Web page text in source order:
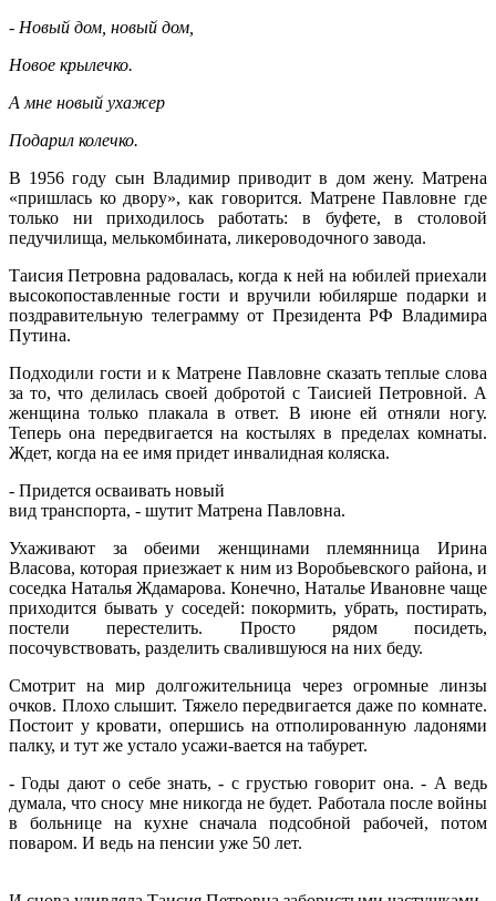
- Новый дом, новый дом,
Новое крылечко.
А мне новый ухажер
Подарил колечко.
В 1956 году сын Владимир приводит в дом жену. Матрена
«пришлась ко двору», как говорится. Матрене Павловне где
только ни приходилось работать: в буфете, в столовой
педучилища, мелькомбината, ликероводочного завода.
Таисия Петровна радовалась, когда к ней на юбилей приехали
высокопоставленные гости и вручили юбилярше подарки и
поздравительную телеграмму от Президента РФ Владимира
Путина.
Подходили гости и к Матрене Павловне сказать теплые слова
за то, что делилась своей добротой с Таисией Петровной. А
женщина только плакала в ответ. В июне ей отняли ногу.
Теперь она передвигается на костылях в пределах комнаты.
Ждет, когда на ее имя придет инвалидная коляска.
- Придется осваивать новый
вид транспорта, - шутит Матрена Павловна.
Ухаживают за обеими женщинами племянница Ирина
Власова, которая приезжает к ним из Воробьевского района, и
соседка Наталья Ждамарова. Конечно, Наталье Ивановне чаще
приходится бывать у соседей: покормить, убрать, постирать,
постели перестелить. Просто рядом посидеть,
посочувствовать, разделить свалившуюся на них беду.
Смотрит на мир долгожительница через огромные линзы
очков. Плохо слышит. Тяжело передвигается даже по комнате.
Постоит у кровати, опершись на отполированную ладонями
палку, и тут же устало усажи-вается на табурет.
- Годы дают о себе знать, - с грустью говорит она. - А ведь
думала, что сносу мне никогда не будет. Работала после войны
в больнице на кухне сначала подсобной рабочей, потом
поваром. И ведь на пенсии уже 50 лет.